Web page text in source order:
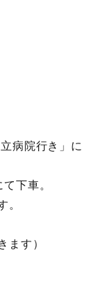
病院行き」に
下車。
。
ます）